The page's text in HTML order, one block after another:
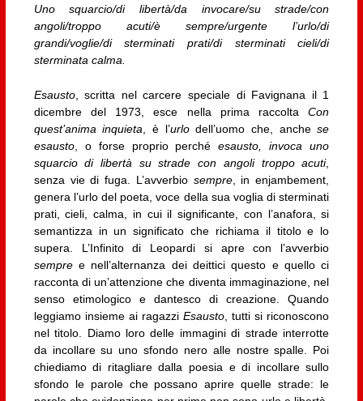
Uno squarcio/di libertà/da invocare/su strade/con
angoli/troppo acuti/è sempre/urgente l’urlo/di
grandi/voglie/di sterminati prati/di sterminati cieli/di
sterminata calma.
Esausto, scritta nel carcere speciale di Favignana il 1
dicembre del 1973, esce nella prima raccoltaCon
quest’anima inquieta, è l’urlodell’uomo che, anchese
esausto, o forse proprio perchéesausto, invoca uno
squarcio di libertà su strade con angoli troppo acuti,
senza vie di fuga. L’avverbio sempre, in enjambement,
genera l’urlo del poeta, voce della sua voglia di sterminati
prati, cieli, calma, in cui il significante, con l’anafora, si
semantizza in un significato che richiama il titolo e lo
supera. L’Infinito di Leopardi si apre con l’avverbio
sempree nell’alternanza dei deittici questo e quello ci
racconta di un’attenzione che diventa immaginazione, nel
senso etimologico e dantesco di creazione. Quando
leggiamo insieme ai ragazziEsausto, tutti si riconoscono
nel titolo. Diamo loro delle immagini di strade interrotte
da incollare su uno sfondo nero alle nostre spalle. Poi
chiediamo di ritagliare dalla poesia e di incollare sullo
sfondo le parole che possano aprire quelle strade: le